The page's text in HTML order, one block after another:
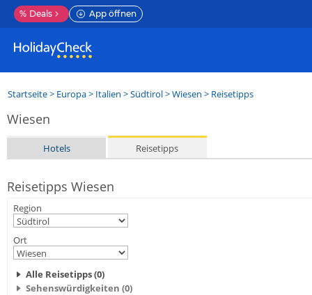
% Deals App öffnen
Startseite> Europa> Italien >Südtirol>Wiesen > Reisetipps
Wiesen
Hotels Reisetipps
Reisetipps Wiesen
Region
Ort
Alle Reisetipps (0)
Sehenswürdigkeiten (0)